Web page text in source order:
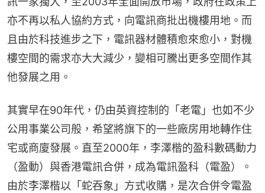
亦不再以私人協約方式，向電訊商批出機樓用地。而
且由於科技進步之下，電訊器材體積愈來愈小，對機
樓空間的需求亦大大減少，變相可騰出更多空間作其
他發展之用。
其實早在90年代，仍由英資控制的「老電」也如不少
公用事業公司般，希望將旗下的一些廠房用地轉作住
宅或商廈發展。直至2000年，李澤楷的盈科數碼動力
（盈動）與香港電訊合併，成為電訊盈科（電盈）。
由於李澤楷以「蛇吞象」方式收購，是次合併令電盈